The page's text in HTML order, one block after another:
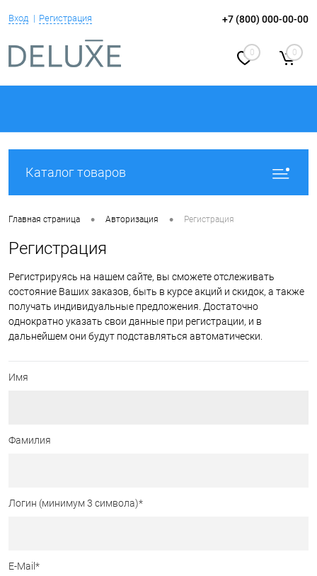
Вход Регистрация +7 (800) 000-00-00
0 0
Каталог товаров
Главная страница • Авторизация • Регистрация
Регистрация
Регистрируясь на нашем сайте, вы сможете отслеживать
состояние Ваших заказов, быть в курсе акций и скидок, а также
получать индивидуальные предложения. Достаточно
однократно указать свои данные при регистрации, и в
дальнейшем они будут подставляться автоматически.
Имя
Фамилия
Логин (минимум 3 символа)*
E-Mail *